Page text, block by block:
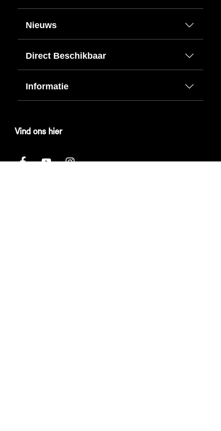
Nieuws
Direct Beschikbaar
Informatie
Vind ons hier